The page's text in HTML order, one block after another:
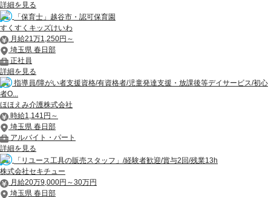
詳細を見る
「保育士」越谷市・認可保育園
すくすくキッズけいわ
月給21万1,250円～
埼玉県 春日部
正社員
詳細を見る
指導員/障がい者支援資格/有資格者/児童発達支援・放課後等デイサービス/初心
者O...
ほほえみ介護株式会社
時給1,141円～
埼玉県 春日部
アルバイト・パート
詳細を見る
「リユース工具の販売スタッフ」/経験者歓迎/賞与2回/残業13h
株式会社セキチュー
月給20万9,000円～30万円
埼玉県 春日部